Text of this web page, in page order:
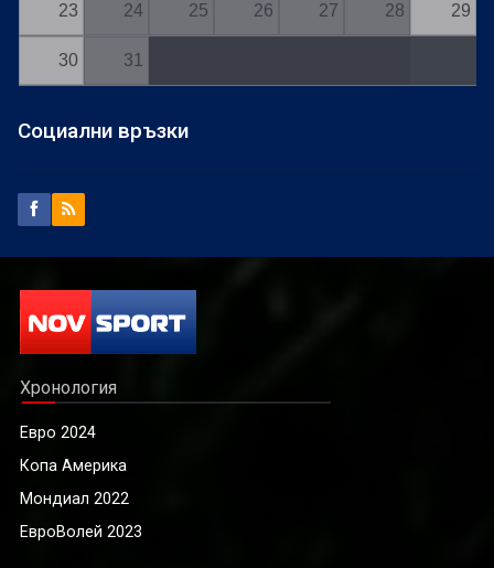
23 24 25 26 27 28 29
30 31
Социални връзки
Хронология
Евро 2024
Копа Америка
Мондиал 2022
ЕвроВолей 2023